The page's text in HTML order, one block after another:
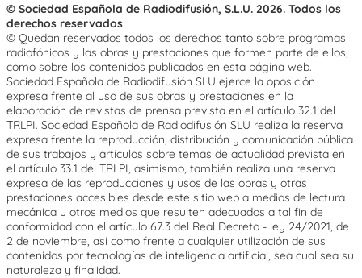
© Sociedad Española de Radiodifusión, S.L.U. 2026. Todos los
derechos reservados
© Quedan reservados todos los derechos tanto sobre programas
radiofónicos y las obras y prestaciones que formen parte de ellos,
como sobre los contenidos publicados en esta página web.
Sociedad Española de Radiodifusión SLU ejerce la oposición
expresa frente al uso de sus obras y prestaciones en la
elaboración de revistas de prensa prevista en el artículo 32.1 del
TRLPI. Sociedad Española de Radiodifusión SLU realiza la reserva
expresa frente la reproducción, distribución y comunicación pública
de sus trabajos y artículos sobre temas de actualidad prevista en
el artículo 33.1 del TRLPI, asimismo, también realiza una reserva
expresa de las reproducciones y usos de las obras y otras
prestaciones accesibles desde este sitio web a medios de lectura
mecánica u otros medios que resulten adecuados a tal fin de
conformidad con el artículo 67.3 del Real Decreto - ley 24/2021, de
2 de noviembre, así como frente a cualquier utilización de sus
contenidos por tecnologías de inteligencia artificial, sea cual sea su
naturaleza y finalidad.